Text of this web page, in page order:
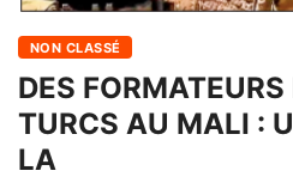
NON CLASSÉ
DES
TURCS AU MALI :
LA